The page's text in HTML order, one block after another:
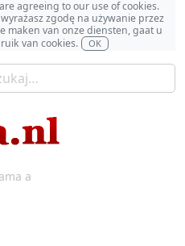
agreeing to our use of cookies.
zgodę na używanie przez
maken van onze diensten, gaat u
van cookies.
OK
a